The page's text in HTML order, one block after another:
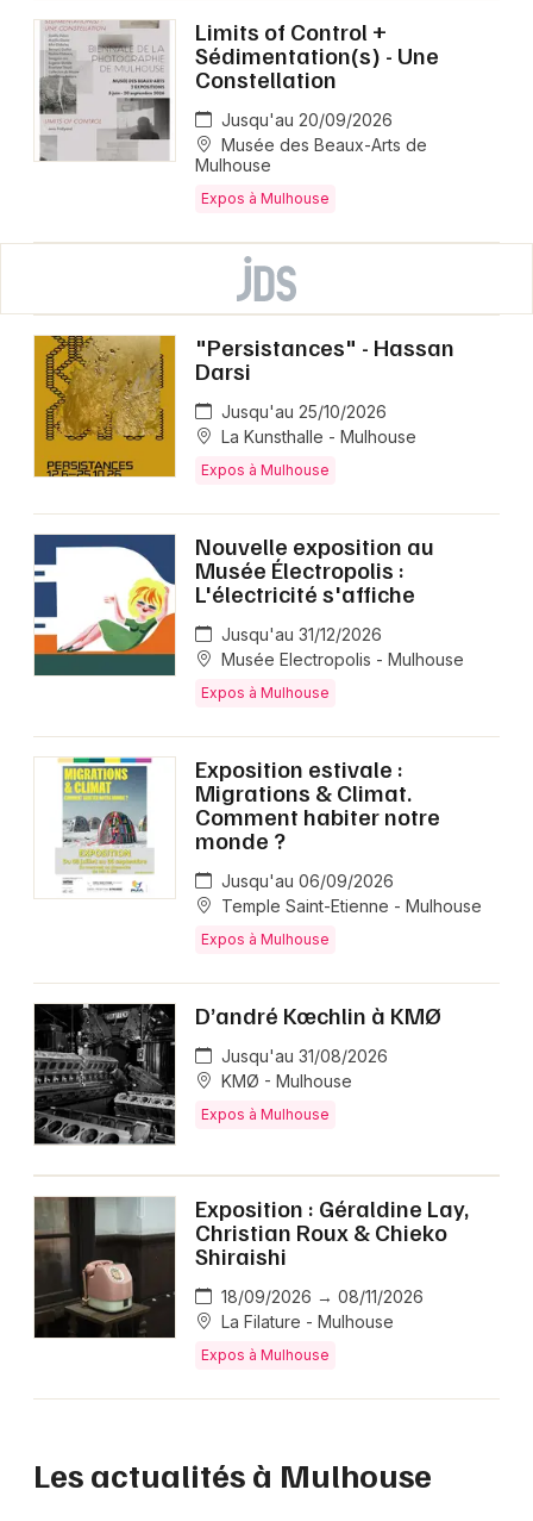
Limits of Control +
Sédimentation(s) - Une
Constellation
Jusqu'au 20/09/2026
Musée des Beaux-Arts de
Mulhouse
Expos à Mulhouse
"Persistances" - Hassan
Darsi
Jusqu'au 25/10/2026
La Kunsthalle - Mulhouse
Expos à Mulhouse
Nouvelle exposition au
Musée Électropolis :
L'électricité s'affiche
Jusqu'au 31/12/2026
Musée Electropolis - Mulhouse
Expos à Mulhouse
Exposition estivale :
Migrations & Climat.
Comment habiter notre
monde ?
Jusqu'au 06/09/2026
Temple Saint-Etienne - Mulhouse
Expos à Mulhouse
D’andré Kœchlin à KMØ
Jusqu'au 31/08/2026
KMØ - Mulhouse
Expos à Mulhouse
Exposition : Géraldine Lay,
Christian Roux & Chieko
Shiraishi
18/09/2026 → 08/11/2026
La Filature - Mulhouse
Expos à Mulhouse
Les actualités à Mulhouse